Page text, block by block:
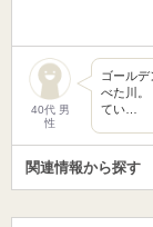
40代 男
性
ゴール
べた川。
てい…
関連情報から探す